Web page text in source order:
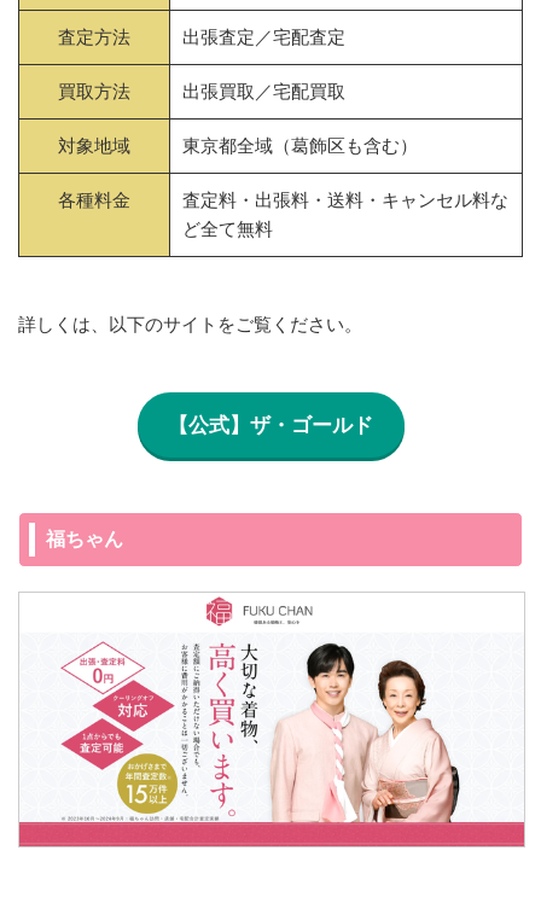
査定方法 出張査定／宅配査定
買取方法 出張買取／宅配買取
対象地域 東京都全域（葛飾区も含む）
各種料金
査定料・出張料・送料・キャンセル料な
ど全て無料
詳しくは、以下のサイトをご覧ください。
【公式】ザ・ゴールド
福ちゃん